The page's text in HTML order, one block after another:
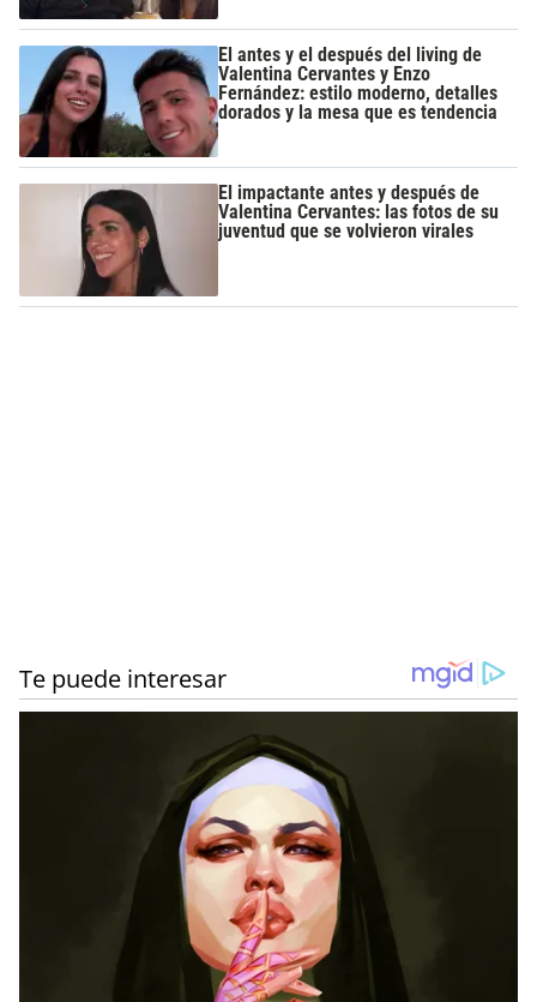
El antes y el después del living de
Valentina Cervantes y Enzo
Fernández: estilo moderno, detalles
dorados y la mesa que es tendencia
El impactante antes y después de
Valentina Cervantes: las fotos de su
juventud que se volvieron virales